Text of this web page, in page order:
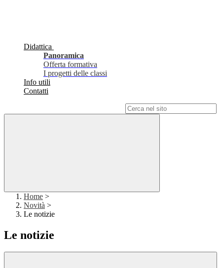
Didattica
Panoramica
Offerta formativa
I progetti delle classi
Info utili
Contatti
Home >
Novità >
Le notizie
Le notizie